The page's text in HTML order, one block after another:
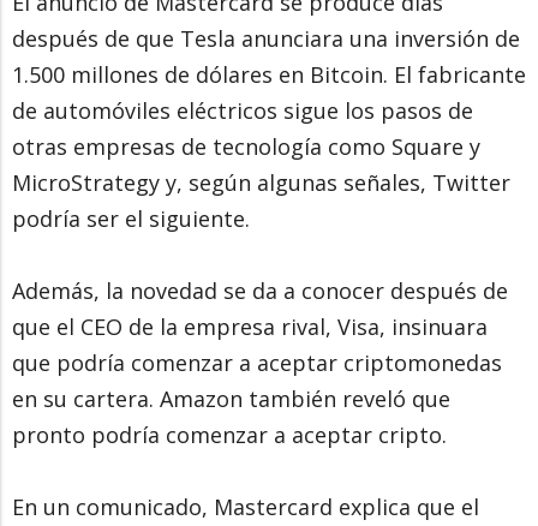
después de que Tesla anunciara una inversión de
1.500 millones de dólares en Bitcoin. El fabricante
de automóviles eléctricos sigue los pasos de
otras empresas de tecnología como Square y
MicroStrategy y, según algunas señales, Twitter
podría ser el siguiente.
Además, la novedad se da a conocer después de
que el CEO de la empresa rival, Visa, insinuara
que podría comenzar a aceptar criptomonedas
en su cartera. Amazon también reveló que
pronto podría comenzar a aceptar cripto.
En un comunicado, Mastercard explica que el